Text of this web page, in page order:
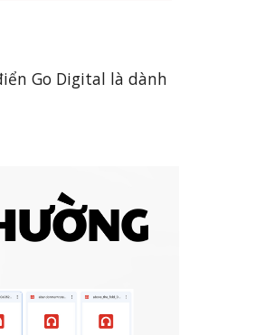
Go Digital là dành